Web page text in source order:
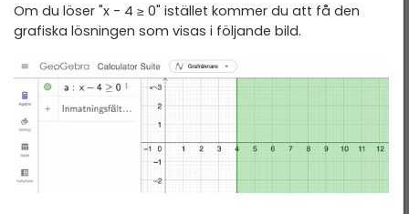
Om du löser "x - 4 ≥ 0" istället kommer du att få den
grafiska lösningen som visas i följande bild.